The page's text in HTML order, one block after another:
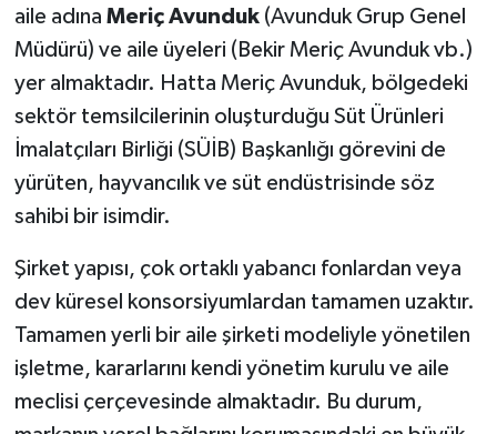
aile adına Meriç Avunduk(Avunduk Grup Genel
Müdürü) ve aile üyeleri (Bekir Meriç Avunduk vb.)
yer almaktadır. Hatta Meriç Avunduk, bölgedeki
sektör temsilcilerinin oluşturduğu Süt Ürünleri
İmalatçıları Birliği (SÜİB) Başkanlığı görevini de
yürüten, hayvancılık ve süt endüstrisinde söz
sahibi bir isimdir.
Şirket yapısı, çok ortaklı yabancı fonlardan veya
dev küresel konsorsiyumlardan tamamen uzaktır.
Tamamen yerli bir aile şirketi modeliyle yönetilen
işletme, kararlarını kendi yönetim kurulu ve aile
meclisi çerçevesinde almaktadır. Bu durum,